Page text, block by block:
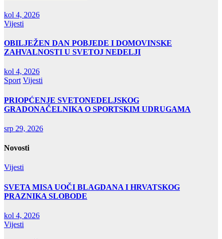
kol 4, 2026
Vijesti
OBILJEŽEN DAN POBJEDE I DOMOVINSKE
ZAHVALNOSTI U SVETOJ NEDELJI
kol 4, 2026
Sport Vijesti
PRIOPĆENJE SVETONEDELJSKOG
GRADONAČELNIKA O SPORTSKIM UDRUGAMA
srp 29, 2026
Novosti
Vijesti
SVETA MISA UOČI BLAGDANA I HRVATSKOG
PRAZNIKA SLOBODE
kol 4, 2026
Vijesti